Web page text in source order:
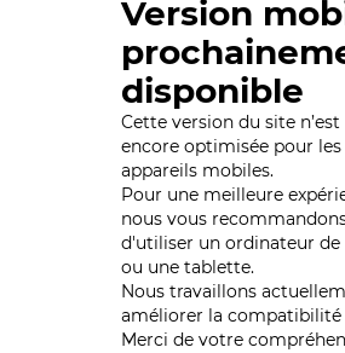
Version
disponible
Cette version du site n’est
encore optimisée pour les
appareils mobiles.
Pour une meilleure
nous vous
d'utiliser un ordinateur de
ou une tablette.
Nous travaillons
améliorer la compatibilité
Merci de votre